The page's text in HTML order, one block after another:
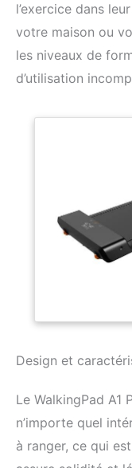
l’exercice dans
votre maison ou
les niveaux de
d’utilisation
Design et
Le WalkingPad
n’importe quel
à ranger, ce qui